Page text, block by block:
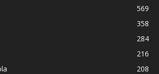
569
358
284
216
208